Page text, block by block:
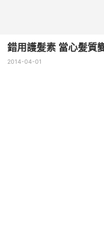
錯用護髮素 當心髮質
2014-04-01